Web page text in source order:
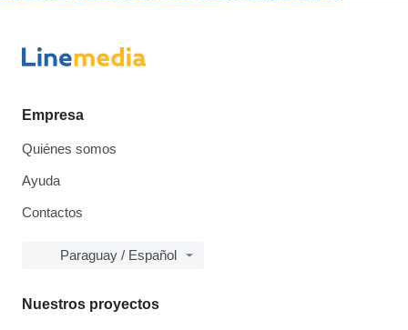
Empresa
Quiénes somos
Ayuda
Contactos
Paraguay / Español
Nuestros proyectos